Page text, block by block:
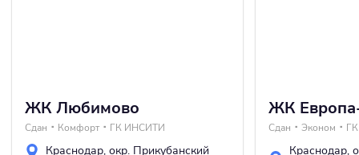
ЖК Любимово
Сдан Комфорт ГК ИНСИТИ
Краснодар, окр. Прикубанский
ЖК
Сдан Эконом
Краснодар,